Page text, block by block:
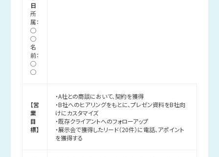
日
所
属：
◯
◯
名
前：
◯
◯
【営
業
目
標】
・A社との商談において、契約を獲得
・B社へのヒアリングをもとに、プレゼン資料をB社向
けにカスタマイズ
・既存クライアントへのフォローアップ
・展示会で獲得したリード（20件）に電話、アポイント
を獲得する